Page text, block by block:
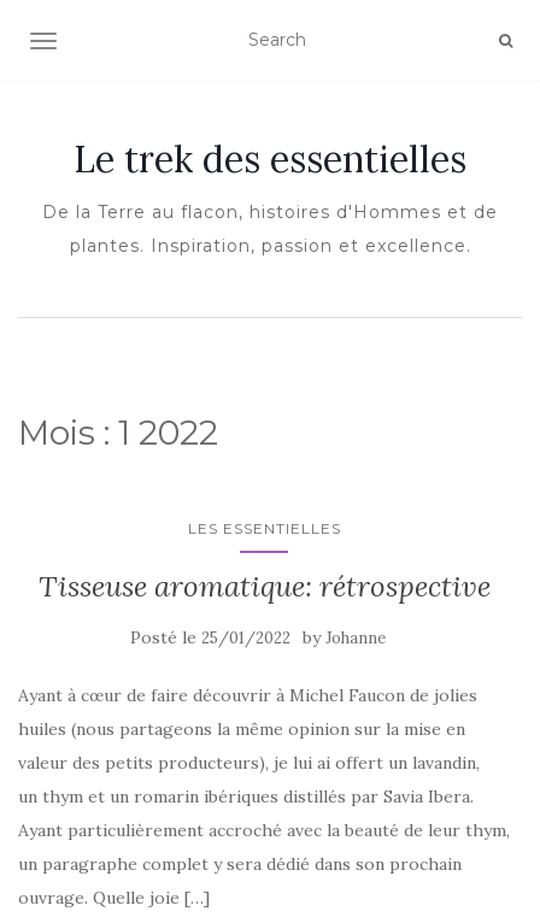
OUVRIR/FERMER LA NAVIGATION
Le trek des essentielles
De la Terre au flacon, histoires d'Hommes et de
plantes. Inspiration, passion et excellence.
Mois : 1 2022
LES ESSENTIELLES
Tisseuse aromatique: rétrospective
Posté le 25/01/2022 byJohanne
Ayant à cœur de faire découvrir à Michel Faucon de jolies
huiles (nous partageons la même opinion sur la mise en
valeur des petits producteurs), je lui ai offert un lavandin,
un thym et un romarin ibériques distillés par Savia Ibera.
Ayant particulièrement accroché avec la beauté de leur thym,
un paragraphe complet y sera dédié dans son prochain
ouvrage. Quelle joie […]